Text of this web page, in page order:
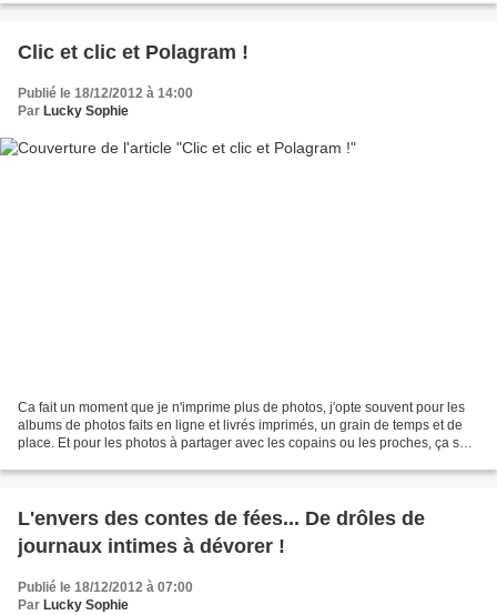
Clic et clic et Polagram !
Publié le 18/12/2012 à 14:00
Par Lucky Sophie
Ca fait un moment que je n'imprime plus de photos, j'opte souvent pour les
albums de photos faits en ligne et livrés imprimés, un grain de temps et de
place. Et pour les photos à partager avec les copains ou les proches, ça se
L'envers des contes de fées... De drôles de
journaux intimes à dévorer !
Publié le 18/12/2012 à 07:00
Par Lucky Sophie